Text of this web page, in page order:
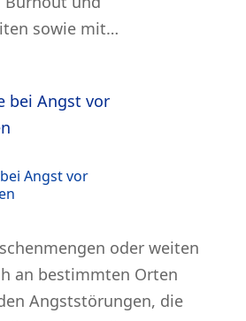
sowie mit…
Angst vor
oder weiten
an bestimmten Orten
Angststörungen, die